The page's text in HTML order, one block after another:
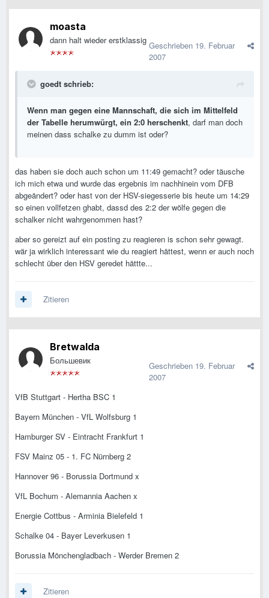
moasta
dann halt wieder erstklassig Geschrieben 19. Februar
2007
goedt schrieb:
Wenn man gegen eine Mannschaft, die sich im Mittelfeld
der Tabelle herumwürgt, ein 2:0 herschenkt, darf man doch
meinen dass schalke zu dumm ist oder?
das haben sie doch auch schon um 11:49 gemacht? oder täusche
ich mich etwa und wurde das ergebnis im nachhinein vom DFB
abgeändert? oder hast von der HSV-siegesserie bis heute um 14:29
so einen vollfetzen ghabt, dassd des 2:2 der wölfe gegen die
schalker nicht wahrgenommen hast?
aber so gereizt auf ein posting zu reagieren is schon sehr gewagt.
wär ja wirklich interessant wie du reagiert hättest, wenn er auch noch
schlecht über den HSV geredet hättte...
Zitieren
Bretwalda
Большевик Geschrieben 19. Februar
2007
VfB Stuttgart - Hertha BSC 1
Bayern München - VfL Wolfsburg 1
Hamburger SV - Eintracht Frankfurt 1
FSV Mainz 05 - 1. FC Nürnberg 2
Hannover 96 - Borussia Dortmund x
VfL Bochum - Alemannia Aachen x
Energie Cottbus - Arminia Bielefeld 1
Schalke 04 - Bayer Leverkusen 1
Borussia Mönchengladbach - Werder Bremen 2
Zitieren